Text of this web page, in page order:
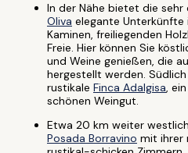
In der Nähe bietet die sehr
Oliva elegante
Kaminen, freiliegenden
Freie. Hier können Sie
und Weine genießen, die
hergestellt werden.
rustikale Finca Adalgisa,
schönen Weingut.
Etwa 20 km weiter
Posada Borravino mit ihrer